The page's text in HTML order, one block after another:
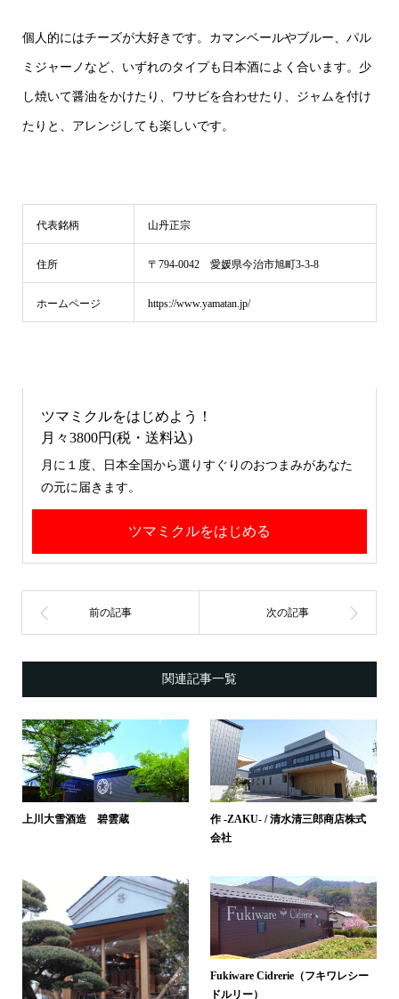
個人的にはチーズが大好きです。カマンベールやブルー、パル
ミジャーノなど、いずれのタイプも日本酒によく合います。少
し焼いて醤油をかけたり、ワサビを合わせたり、ジャムを付け
たりと、アレンジしても楽しいです。
代表銘柄 山丹正宗
住所 〒794-0042 愛媛県今治市旭町3-3-8
ホームページ https://www.yamatan.jp/
ツマミクルをはじめよう！
月々3800円(税・送料込)
月に１度、日本全国から選りすぐりのおつまみがあなた
の元に届きます。
ツマミクルをはじめる
関連記事一覧
上川大雪酒造 碧雲蔵
作 -ZAKU- / 清水清三郎商店株式
会社
Fukiware Cidrerie（フキワレシー
ドルリー）